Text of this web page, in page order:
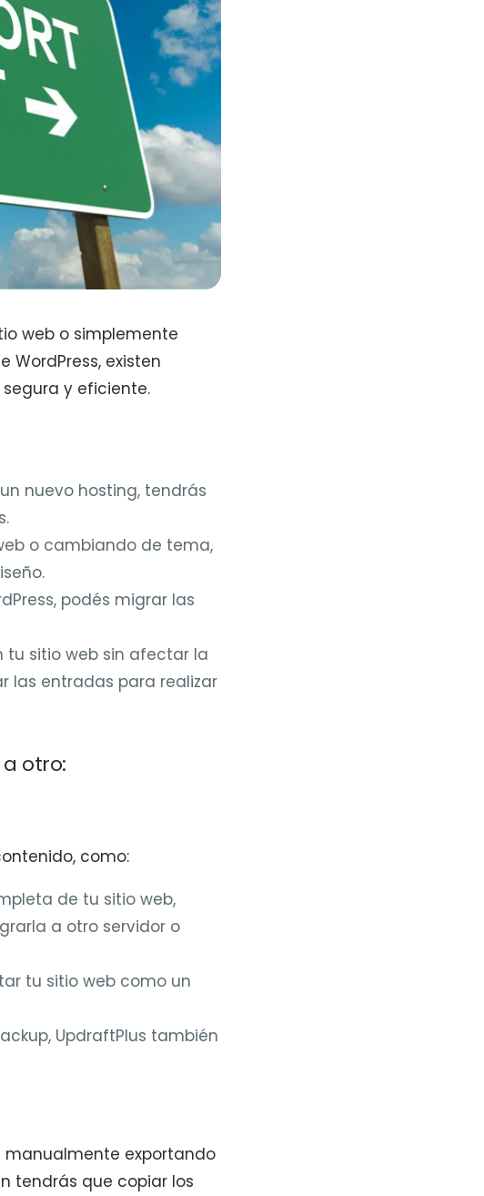
web o simplemente
existen
y eficiente.
nuevo hosting, tendrás
o cambiando de tema,
podés migrar las
tu sitio web sin afectar la
las entradas para realizar
otro:
como:
de tu sitio web,
a otro servidor o
tu sitio web como un
UpdraftPlus también
manualmente exportando
tendrás que copiar los